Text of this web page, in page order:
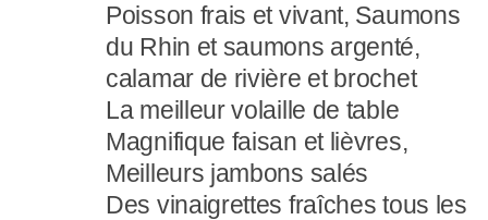
Poisson frais et vivant, Saumons
du Rhin et saumons argenté,
calamar de rivière et brochet
La meilleur volaille de table
Magnifique faisan et lièvres,
Meilleurs jambons salés
Des vinaigrettes fraîches tous les